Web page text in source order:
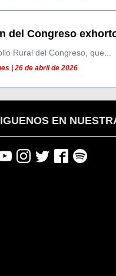
del Congreso
Rural del Congreso, que...
| 26 de abril de 2026
EN